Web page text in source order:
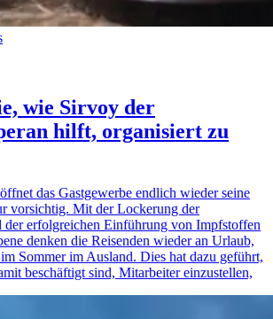
wie Sirvoy der
hilft, organisiert zu
das Gastgewerbe endlich wieder seine
vorsichtig. Mit der Lockerung der
der erfolgreichen Einführung von Impfstoffen
denken die Reisenden wieder an Urlaub,
Sommer im Ausland. Dies hat dazu geführt,
beschäftigt sind, Mitarbeiter einzustellen,